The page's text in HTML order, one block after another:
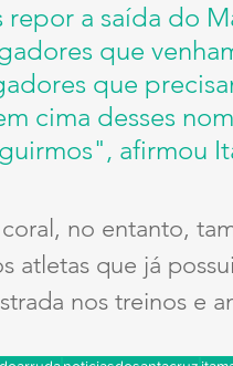
repor a saída do
que
que
cima desses
afirmou
no entanto,
atletas que já
nos treinos e